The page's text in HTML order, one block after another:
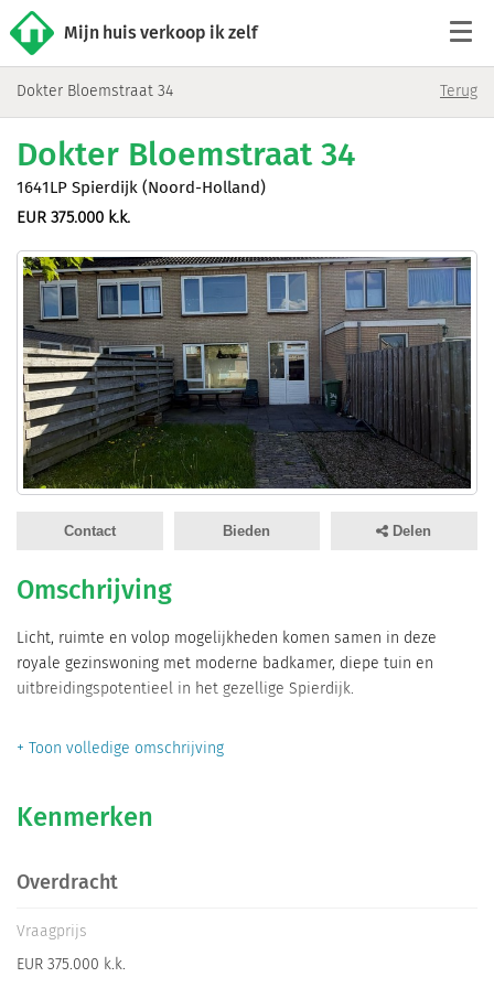
Mijn huis verkoop ik zelf
Woningaanbod
Reviews
Contact
Verkoop starten
Dokter Bloemstraat 34 Terug
Dokter Bloemstraat 34
1641LP Spierdijk (Noord-Holland)
EUR 375.000 k.k.
Contact Bieden Delen
Omschrijving
Licht, ruimte en volop mogelijkheden komen samen in deze
royale gezinswoning met moderne badkamer, diepe tuin en
uitbreidingspotentieel in het gezellige Spierdijk.
Ben je op zoek naar een comfortabele gezinswoning met een
verzorgde tussenwoning in het gemoedelijke Spierdijk absoluut
Wonen
Bij binnenkomst ervaar je direct de lichte en ruimtelijke sfeer
van de woning. In de hal bevinden zich de meterkast, het toilet
+ Toon volledige omschrijving
Kenmerken
Overdracht
Vraagprijs
EUR 375.000 k.k.